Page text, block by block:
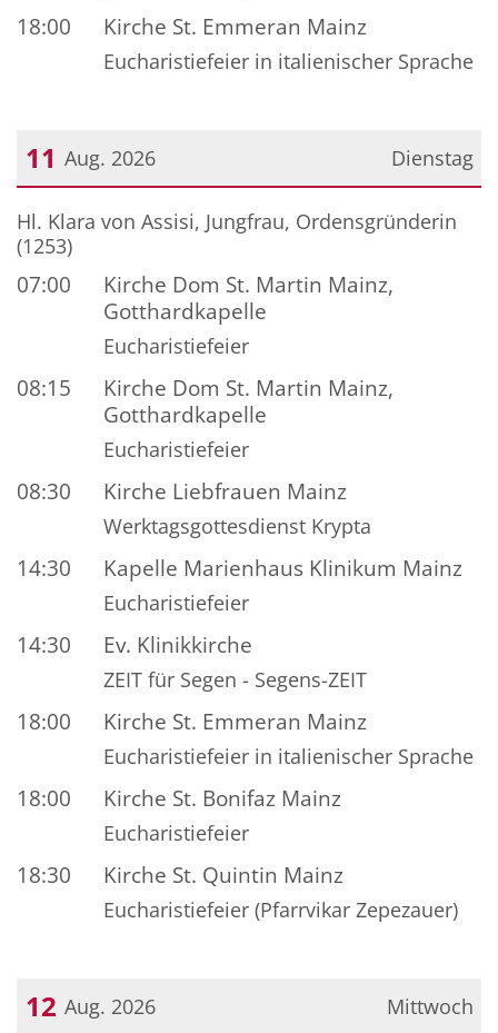
18:00 Kirche St. Emmeran Mainz
Eucharistiefeier in italienischer Sprache
Dienstag
11 Aug. 2026
Datum: 11. August 2026
Hl. Klara von Assisi, Jungfrau, Ordensgründerin
(1253)
07:00
Kirche Dom St. Martin Mainz,
Gotthardkapelle
Eucharistiefeier
08:15
Kirche Dom St. Martin Mainz,
Gotthardkapelle
Eucharistiefeier
08:30 Kirche Liebfrauen Mainz
Werktagsgottesdienst Krypta
14:30 Kapelle Marienhaus Klinikum Mainz
Eucharistiefeier
14:30 Ev. Klinikkirche
ZEIT für Segen - Segens-ZEIT
18:00 Kirche St. Emmeran Mainz
Eucharistiefeier in italienischer Sprache
18:00 Kirche St. Bonifaz Mainz
Eucharistiefeier
18:30 Kirche St. Quintin Mainz
Eucharistiefeier (Pfarrvikar Zepezauer)
Mittwoch
12 Aug. 2026